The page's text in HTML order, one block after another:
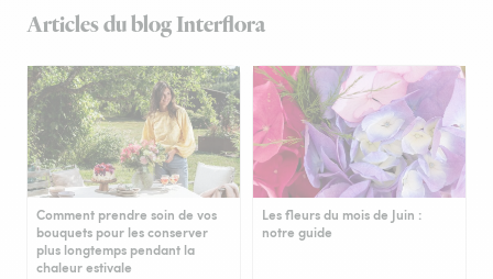
Articles du blog Interflora
Comment prendre soin de vos
bouquets pour les conserver
plus longtemps pendant la
chaleur estivale
Les fleurs du mois de Juin :
notre guide